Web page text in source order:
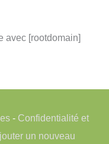
avec [rootdomain]
- Confidentialité et
un nouveau